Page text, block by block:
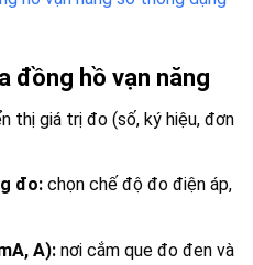
đồng hồ vạn năng
thị giá trị đo (số, ký hiệu, đơn
đo:chọn chế độ đo điện áp,
A):nơi cắm que đo đen và